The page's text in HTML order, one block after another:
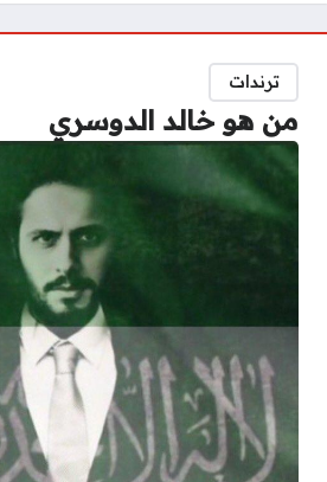
ترندات
من هو خالد الدوسري